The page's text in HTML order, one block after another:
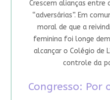
Crescem alianças entre
“adversárias”. Em
moral de que a
feminina foi longe
alcançar o Colégio de
controle da
Congresso: Por